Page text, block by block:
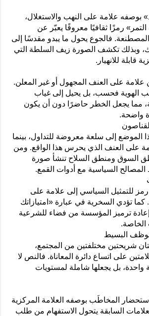
بوصفه علامة على النهب والاستغلال،
رمزًا ثقافيًا معروفًا يعبّر عن
فالجوع يحول ما يبدو مقدسًا إلى
وبذلك تكشف الصورة زيف السلطة التي
قابلة للانهيار.
علامة على العنف المجهول أو غير المعلن.
الهوية فحسب، بل يحيل إلى غياب
مما يجعل الخطر حاضرًا دون أن يكون
واضحة.
الموضع إلى سلعة معروضة للتداول، بينما
على العنف الذي يحرس هذا الواقع. ومن
السوق ومنطق السلاح تنشأ صورة
السياسية مع أدوات القمع.
للتمثيل السياسي إلى علامة على
كما تؤدي السخرية في عبارة «امتيازاتك
إعادة ترميز المؤسسة من فضاء للشرعية
الخاصة.
البسيط
شريحتين مختلفتين من المجتمع،
على اتساع دائرة المعاناة. فالنص لا
واحدة، بل يجعلها شاملة لمستويات
استحضار المخاطَب بوصفه العلامة المركزية
السابقة يتحول الاستفهام من طلب